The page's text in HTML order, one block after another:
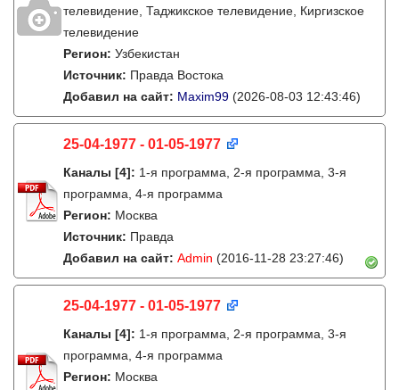
телевидение, Таджикское телевидение, Киргизское
телевидение
Регион: Узбекистан
Источник: Правда Востока
Добавил на сайт: Maxim99 (2026-08-03 12:43:46)
25-04-1977 - 01-05-1977
Каналы [4]: 1-я программа, 2-я программа, 3-я
программа, 4-я программа
Регион: Москва
Источник: Правда
Добавил на сайт: Admin (2016-11-28 23:27:46)
25-04-1977 - 01-05-1977
Каналы [4]: 1-я программа, 2-я программа, 3-я
программа, 4-я программа
Регион: Москва